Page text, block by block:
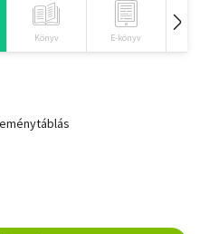
Könyv E-könyv